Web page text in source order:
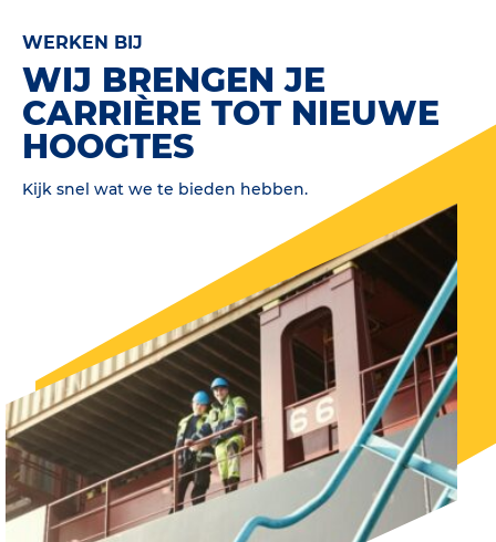
WERKEN BIJ
WIJ BRENGEN JE
CARRIÈRE TOT NIEUWE
HOOGTES
Kijk snel wat we te bieden hebben.